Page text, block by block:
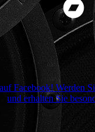
Facebook! Werden
und erhalten Sie